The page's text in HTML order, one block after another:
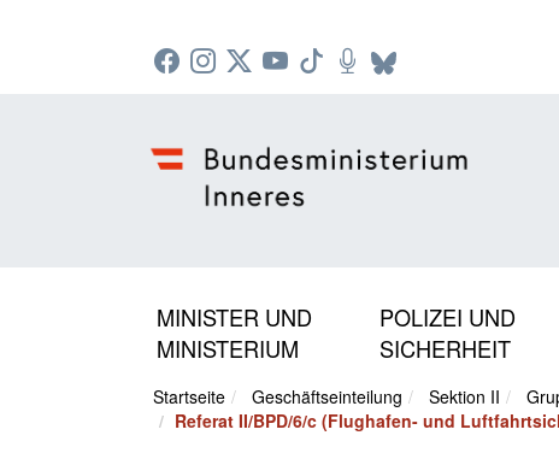
MINISTER UND
MINISTERIUM
POLIZEI UND
SICHERHEIT
Startseite Geschäftseinteilung Sektion II
Referat II/BPD/6/c (Flughafen- und